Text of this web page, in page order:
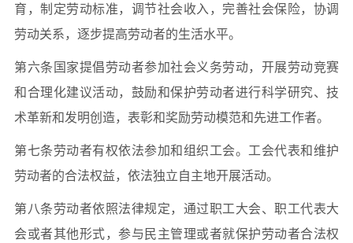
育，制定劳动标准，调节社会收入，完善社会保险，协调
劳动关系，逐步提高劳动者的生活水平。
第六条国家提倡劳动者参加社会义务劳动，开展劳动竞赛
和合理化建议活动，鼓励和保护劳动者进行科学研究、技
术革新和发明创造，表彰和奖励劳动模范和先进工作者。
第七条劳动者有权依法参加和组织工会。工会代表和维护
劳动者的合法权益，依法独立自主地开展活动。
第八条劳动者依照法律规定，通过职工大会、职工代表大
会或者其他形式，参与民主管理或者就保护劳动者合法权